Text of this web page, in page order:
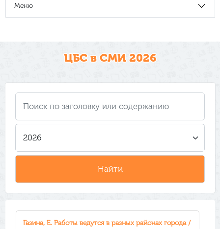
Меню
ЦБС в СМИ 2026
Газина, Е. Работы ведутся в разных районах города /